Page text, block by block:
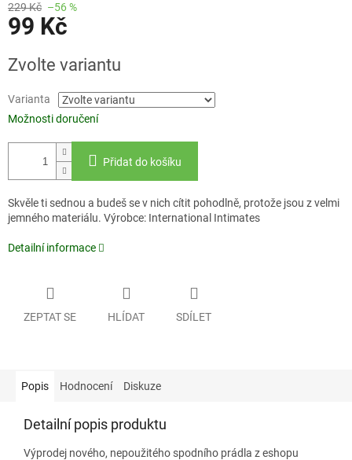
229 Kč –56 %
99 Kč
cena:
Zvolte variantu
Varianta
Možnosti doručení
Přidat do košíku
Skvěle ti sednou a budeš se v nich cítit pohodlně, protože jsou z velmi
jemného materiálu. Výrobce: International Intimates
Detailní informace
ZEPTAT SE HLÍDAT SDÍLET
Popis Hodnocení Diskuze
Detailní popis produktu
Výprodej nového, nepoužitého spodního prádla z eshopu